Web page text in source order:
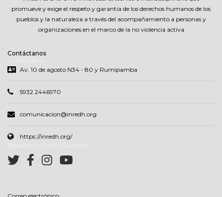
promueve y exige el respeto y garantia de los derechos humanos de los
pueblos y la naturaleza a través del acompañamiento a personas y
organizaciones en el marco de la no violencia activa
Contáctanos
Av. 10 de agosto N34 - 80 y Rumipamba
5932 2446970
comunicacion@inredh.org
https://inredh.org/